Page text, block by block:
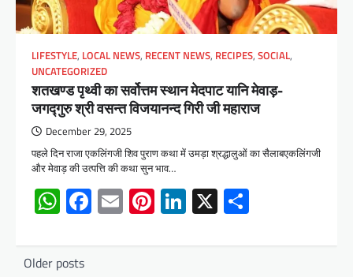
LIFESTYLE, LOCAL NEWS, RECENT NEWS, RECIPES, SOCIAL,
UNCATEGORIZED
शतखण्ड पृथ्वी का सर्वोत्तम स्थान मेदपाट यानि मेवाड़-
जगद्गुरु श्री वसन्त विजयानन्द गिरी जी महाराज
December 29, 2025
पहले दिन राजा एकलिंगजी शिव पुराण कथा में उमड़ा श्रद्धालुओं का सैलाबएकलिंगजी
और मेवाड़ की उत्पत्ति की कथा सुन भाव…
WhatsApp
Facebook
EmailPinterest
LinkedIn
X
Posts
Older posts